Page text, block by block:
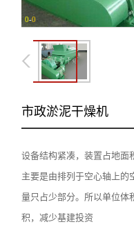
0-0
市政淤泥干燥机
设备结构紧凑，装置占地面
主要是由排列于空心轴上的
量只占少部分。所以单位体
积，减少基建投资